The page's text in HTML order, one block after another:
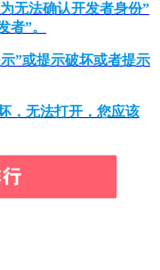
无法确认开发者身份”
者”。
”或提示破坏或者提示
，无法打开，您应该